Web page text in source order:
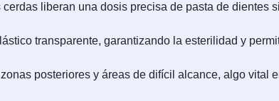
liberan una dosis precisa de pasta de dientes
transparente, garantizando la esterilidad y
posteriores y áreas de difícil alcance, algo vital